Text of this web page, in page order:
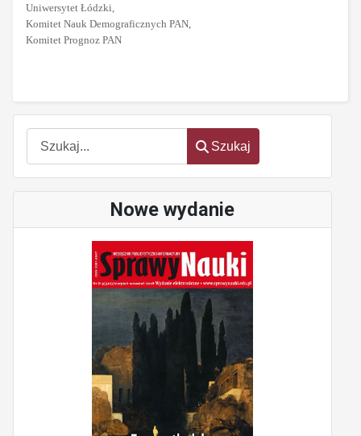
Szukaj
Szukaj
Nowe wydanie
Uniwersytet Łódzki,
Komitet Nauk Demograficznych PAN,
Komitet Prognoz PAN